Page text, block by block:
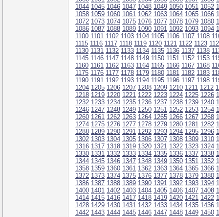
1044 1045 1046 1047 1048 1049 1050 1051 1052
1058 1059 1060 1061 1062 1063 1064 1065 1066
1072 1073 1074 1075 1076 1077 1078 1079 1080
1086 1087 1088 1089 1090 1091 1092 1093 1094
1100 1101 1102 1103 1104 1105 1106 1107 1108
1115 1116 1117 1118 1119 1120 1121 1122 1123
1130 1131 1132 1133 1134 1135 1136 1137 1138
1145 1146 1147 1148 1149 1150 1151 1152 1153
1160 1161 1162 1163 1164 1165 1166 1167 1168
1175 1176 1177 1178 1179 1180 1181 1182 1183
1190 1191 1192 1193 1194 1195 1196 1197 1198
1204 1205 1206 1207 1208 1209 1210 1211 1212
1218 1219 1220 1221 1222 1223 1224 1225 1226
1232 1233 1234 1235 1236 1237 1238 1239 1240
1246 1247 1248 1249 1250 1251 1252 1253 1254
1260 1261 1262 1263 1264 1265 1266 1267 1268
1274 1275 1276 1277 1278 1279 1280 1281 1282
1288 1289 1290 1291 1292 1293 1294 1295 1296
1302 1303 1304 1305 1306 1307 1308 1309 1310
1316 1317 1318 1319 1320 1321 1322 1323 1324
1330 1331 1332 1333 1334 1335 1336 1337 1338
1344 1345 1346 1347 1348 1349 1350 1351 1352
1358 1359 1360 1361 1362 1363 1364 1365 1366
1372 1373 1374 1375 1376 1377 1378 1379 1380
1386 1387 1388 1389 1390 1391 1392 1393 1394
1400 1401 1402 1403 1404 1405 1406 1407 1408
1414 1415 1416 1417 1418 1419 1420 1421 1422
1428 1429 1430 1431 1432 1433 1434 1435 1436
1442 1443 1444 1445 1446 1447 1448 1449 1450